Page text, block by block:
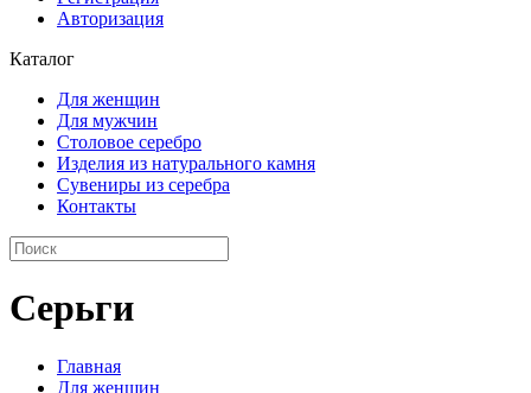
Авторизация
Каталог
Для женщин
Для мужчин
Столовое серебро
Изделия из натурального камня
Сувениры из серебра
Контакты
Серьги
Главная
Для женщин